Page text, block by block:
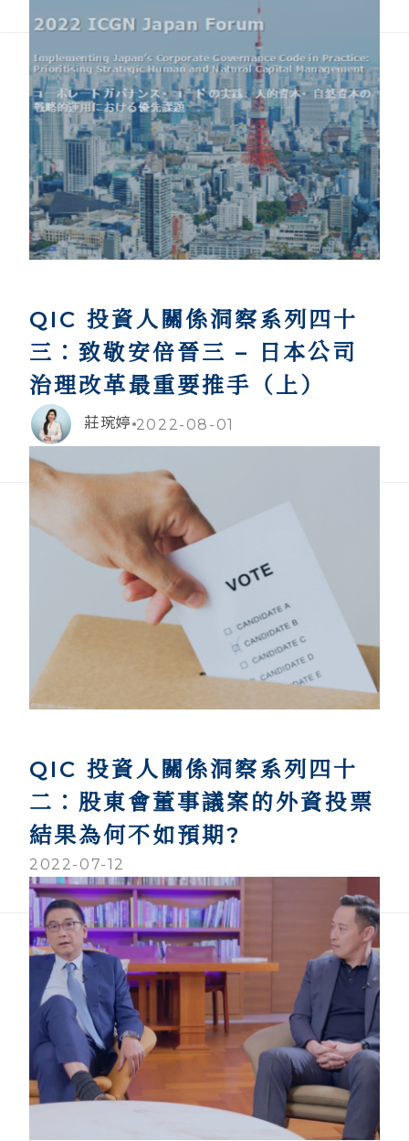
QIC 投資人關係洞察系列四十
三：致敬安倍晉三 – 日本公司
治理改革最重要推手（上）
莊琬婷 2022-08-01
QIC 投資人關係洞察系列四十
二：股東會董事議案的外資投票
結果為何不如預期?
2022-07-12